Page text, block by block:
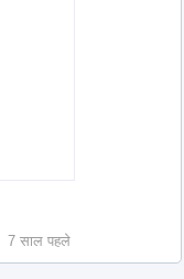
7 साल पहले